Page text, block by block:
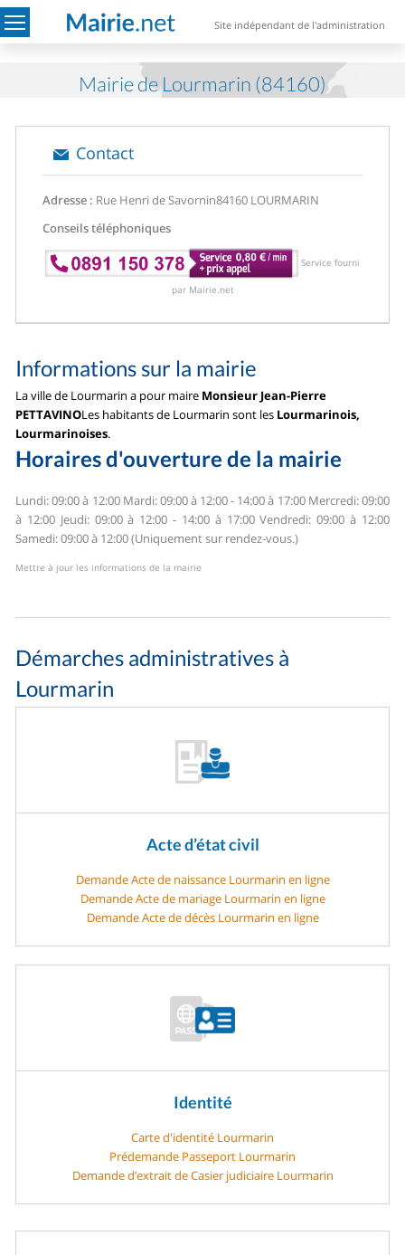
Site indépendant de l'administration
Mairie de Lourmarin (84160)
Contact
Adresse : Rue Henri de Savornin84160 LOURMARIN
Conseils téléphoniques
Service fourni
par Mairie.net
Informations sur la mairie
La ville de Lourmarin a pour maire Monsieur Jean-Pierre
PETTAVINOLes habitants de Lourmarin sont les Lourmarinois,
Lourmarinoises.
Horaires d'ouverture de la mairie
Lundi: 09:00 à 12:00Mardi: 09:00 à 12:00 - 14:00 à 17:00Mercredi: 09:00
à 12:00 Jeudi: 09:00 à 12:00 - 14:00 à 17:00Vendredi: 09:00 à 12:00
Samedi: 09:00 à 12:00 (Uniquement sur rendez-vous.)
Mettre à jour les informations de la mairie
Démarches administratives à
Lourmarin
Acte d’état civil
Demande Acte de naissance Lourmarin en ligne
Demande Acte de mariage Lourmarin en ligne
Demande Acte de décès Lourmarin en ligne
Identité
Carte d'identité Lourmarin
Prédemande Passeport Lourmarin
Demande d’extrait de Casier judiciaire Lourmarin